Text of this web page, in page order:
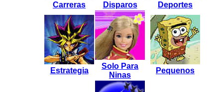
Carreras Disparos Deportes
Estrategia
Solo Para
Ninas
Pequenos